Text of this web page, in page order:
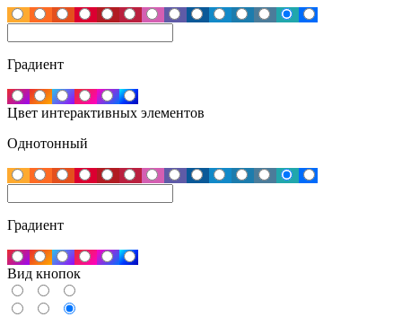
Градиент
Цвет интерактивных элементов
Однотонный
Градиент
Вид кнопок